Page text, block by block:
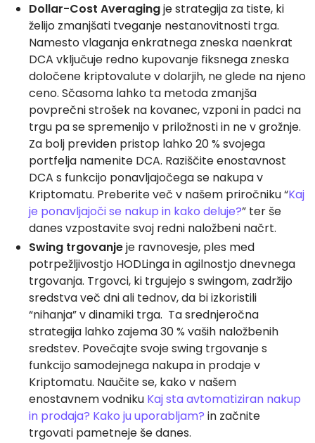
Dollar-Cost Averagingje strategija za tiste, ki
želijo zmanjšati tveganje nestanovitnosti trga.
Namesto vlaganja enkratnega zneska naenkrat
DCA vključuje redno kupovanje fiksnega zneska
določene kriptovalute v dolarjih, ne glede na njeno
ceno. Sčasoma lahko ta metoda zmanjša
povprečni strošek na kovanec, vzponi in padci na
trgu pa se spremenijo v priložnosti in ne v grožnje.
Za bolj previden pristop lahko 20 % svojega
portfelja namenite DCA. Raziščite enostavnost
DCA s funkcijo ponavljajočega se nakupa v
Kriptomatu. Preberite več v našem priročniku “Kaj
je ponavljajoči se nakup in kako deluje?” ter še
danes vzpostavite svoj redni naložbeni načrt.
Swing trgovanjeje ravnovesje, ples med
potrpežljivostjo HODLinga in agilnostjo dnevnega
trgovanja. Trgovci, ki trgujejo s swingom, zadržijo
sredstva več dni ali tednov, da bi izkoristili
“nihanja” v dinamiki trga. Ta srednjeročna
strategija lahko zajema 30 % vaših naložbenih
sredstev. Povečajte svoje swing trgovanje s
funkcijo samodejnega nakupa in prodaje v
Kriptomatu. Naučite se, kako v našem
enostavnem vodniku Kaj sta avtomatiziran nakup
in prodaja? Kako ju uporabljam? in začnite
trgovati pametneje še danes.